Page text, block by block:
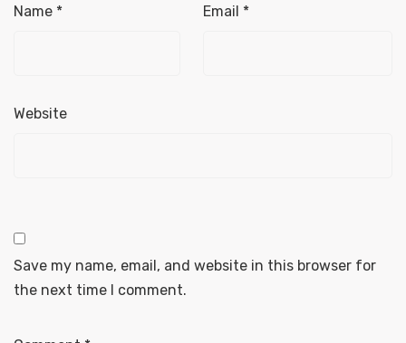
Name * Email *
Website
Save my name, email, and website in this browser for
the next time I comment.